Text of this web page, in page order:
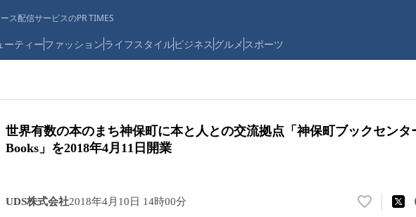
ス配信サービスのPR TIMES
ーティーファッションライフスタイルビジネス グルメ スポーツ
世界有数の本のまち神保町に本と人との交流拠点「神保町ブックセン
Books」を2018年4月11日開業
UDS株式会社2018年4月10日 14時00分
い